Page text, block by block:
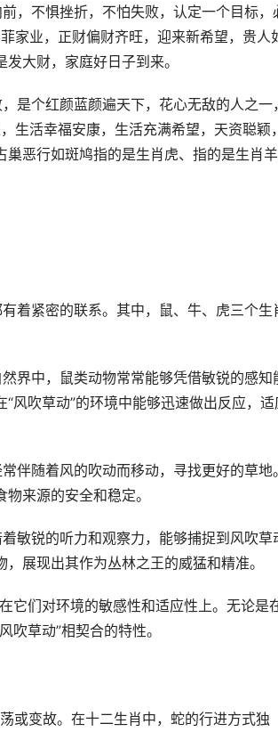
，不惧挫折，不怕失败，认定一个目标，
家业，正财偏财齐旺，迎来新希望，贵人
大财，家庭好日子到来。
是个红颜蓝颜遍天下，花心无敌的人之一，
活幸福安康，生活充满希望，天资聪颖，
恶行如斑鸠指的是生肖虎、指的是生肖羊
着紧密的联系。其中，鼠、牛、虎三个生
界中，鼠类动物常常能够凭借敏锐的感知
风吹草动”的环境中能够迅速做出反应，适
伴随着风的吹动而移动，寻找更好的草地。
来源的安全和稳定。
敏锐的听力和观察力，能够捕捉到风吹草
展现出其作为丛林之王的威猛和精准。
它们对环境的敏感性和适应性上。无论是
草动”相契合的特性。
或变故。在十二生肖中，蛇的行进方式独